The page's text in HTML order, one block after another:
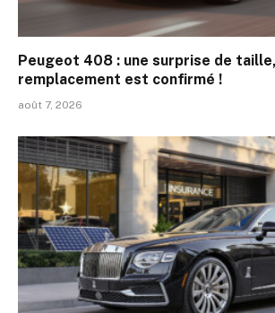
Peugeot 408 : une surprise de
remplacement est confirmé !
août 7, 2026